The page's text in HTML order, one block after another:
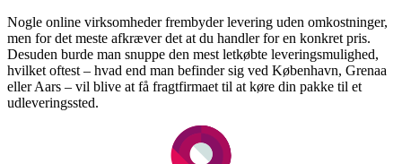
Nogle online virksomheder frembyder levering uden omkostninger,
men for det meste afkræver det at du handler for en konkret pris.
Desuden burde man snuppe den mest letkøbte leveringsmulighed,
hvilket oftest – hvad end man befinder sig ved København, Grenaa
eller Aars – vil blive at få fragtfirmaet til at køre din pakke til et
udleveringssted.